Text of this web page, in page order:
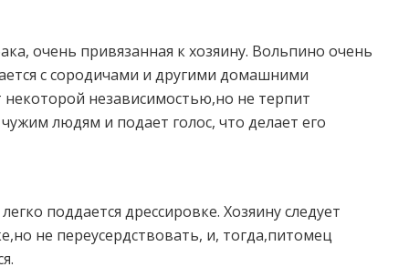
очень привязанная к хозяину. Вольпино очень
с сородичами и другими домашними
независимостью,но не терпит
людям и подает голос, что делает его
поддается дрессировке. Хозяину следует
не переусердствовать, и, тогда,питомец